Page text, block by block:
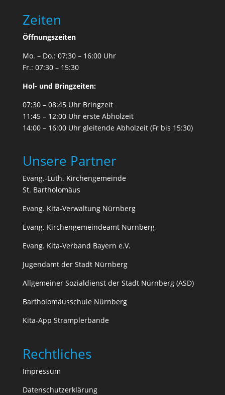
Zeiten
Öffnungszeiten
Mo. – Do.: 07:30 – 16:00 Uhr
Fr.: 07:30 – 15:30
Hol- und Bringzeiten:
07:30 – 08:45 Uhr Bringzeit
11:45 – 12:00 Uhr erste Abholzeit
14:00 – 16:00 Uhr gleitende Abholzeit (Fr bis 15:30)
Unsere Partner
Evang.-Luth. Kirchengemeinde
St. Bartholomäus
Evang. Kita-Verwaltung Nürnberg
Evang. Kirchengemeindeamt Nürnberg
Evang. Kita-Verband Bayern e.V.
Jugendamt der Stadt Nürnberg
Allgemeiner Sozialdienst der Stadt Nürnberg (ASD)
Bartholomäusschule Nürnberg
Kita-App Stramplerbande
Rechtliches
Impressum
Datenschutzerklärung